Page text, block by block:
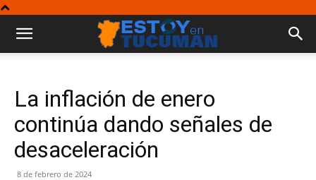
La inflación de enero
continúa dando señales de
desaceleración
8 de febrero de 2024